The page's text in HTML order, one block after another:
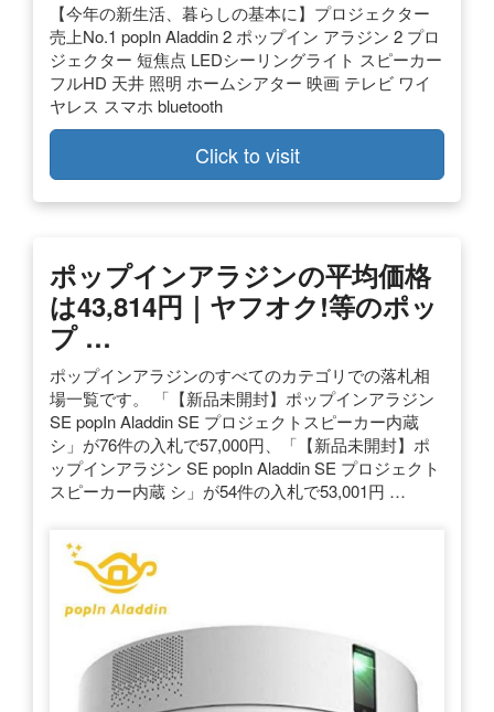
【今年の新生活、暮らしの基本に】プロジェクター
売上No.1 popIn Aladdin 2 ポップイン アラジン 2 プロ
ジェクター 短焦点 LEDシーリングライト スピーカー
フルHD 天井 照明 ホームシアター 映画 テレビ ワイ
ヤレス スマホ bluetooth
Click to visit
ポップインアラジンの平均価格
は43,814円｜ヤフオク!等のポッ
プ …
ポップインアラジンのすべてのカテゴリでの落札相
場一覧です。 「【新品未開封】ポップインアラジン
SE popIn Aladdin SE プロジェクトスピーカー内蔵
シ」が76件の入札で57,000円、「【新品未開封】ポ
ップインアラジン SE popIn Aladdin SE プロジェクト
スピーカー内蔵 シ」が54件の入札で53,001円 …